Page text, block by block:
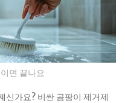
리면 편해요. 저는 이제 화장
, 화장솜, 머리카락 같은 ...
a fascinating
a sharp baseline
a status akin to a
mere glitch in the matrix
and high-net-
of longevity, tactile
digital soul. The current
면 끝나요
신가요? 비싼 곰팡이 제거제